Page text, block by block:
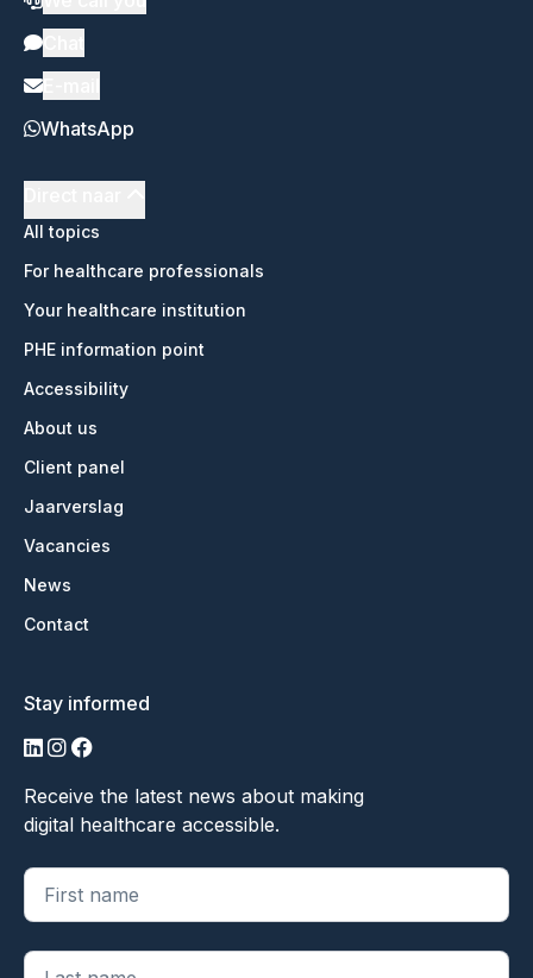
WhatsApp
All topics
For healthcare professionals
Your healthcare institution
PHE information point
Accessibility
About us
Client panel
Jaarverslag
Vacancies
News
Contact
Stay informed
LinkedIn
Instagram
Facebook
Receive the latest news about making
digital healthcare accessible.
"*" geeft vereiste velden aan